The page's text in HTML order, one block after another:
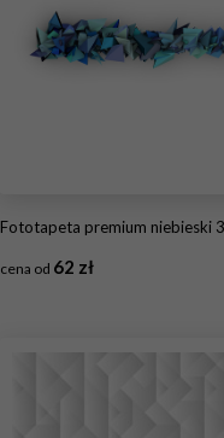
Fototapeta premium niebieski 3d abstrakcyjne rzeźby
cena od 62 zł